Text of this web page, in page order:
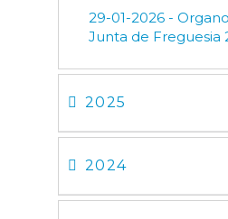
29-01-2026 -
Junta de Freguesia
2025
2024